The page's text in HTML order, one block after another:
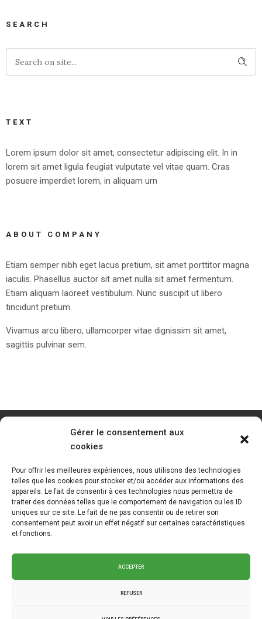
Gérer le consentement aux
cookies
Pour offrir les meilleures expériences, nous utilisons des technologies
telles que les cookies pour stocker et/ou accéder aux informations des
appareils. Le fait de consentir à ces technologies nous permettra de
traiter des données telles que le comportement de navigation ou les ID
uniques sur ce site. Le fait de ne pas consentir ou de retirer son
consentement peut avoir un effet négatif sur certaines caractéristiques
et fonctions.
ACCEPTER
REFUSER
SEARCH
TEXT
Lorem ipsum dolor sit amet, consectetur adipiscing elit. In in
lorem sit amet ligula feugiat vulputate vel vitae quam. Cras
posuere imperdiet lorem, in aliquam urn
ABOUT COMPANY
Etiam semper nibh eget lacus pretium, sit amet porttitor magna
iaculis. Phasellus auctor sit amet nulla sit amet fermentum.
Etiam aliquam laoreet vestibulum. Nunc suscipit ut libero
tincidunt pretium.
Vivamus arcu libero, ullamcorper vitae dignissim sit amet,
sagittis pulvinar sem.